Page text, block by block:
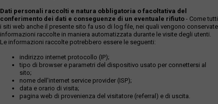
Dati personali raccolti e natura obbligatoria o facoltativa del
conferimento dei dati e conseguenze di un eventuale rifiuto - Come tutti
i siti web anche il presente sito fa uso di log file, nei quali vengono conservate
informazioni raccolte in maniera automatizzata durante le visite degli utenti.
Le informazioni raccolte potrebbero essere le seguenti:
indirizzo internet protocollo (IP);
tipo di browser e parametri del dispositivo usato per connettersi al
sito;
nome dell'internet service provider (ISP);
data e orario di visita;
pagina web di provenienza del visitatore (referral) e di uscita.